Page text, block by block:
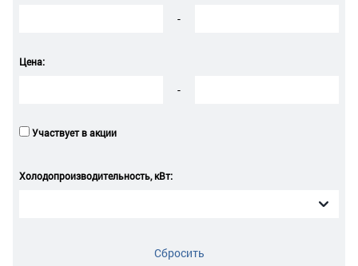
-
Цена:
-
Участвует в акции
Холодопроизводительность, кВт:
Сбросить